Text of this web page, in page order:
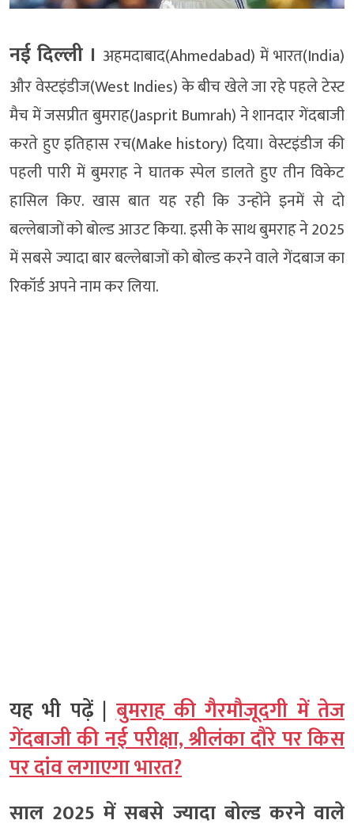
नई दिल्‍ली । अहमदाबाद(Ahmedabad) में भारत(India)
और वेस्टइंडीज(West Indies) के बीच खेले जा रहे पहले टेस्ट
मैच में जसप्रीत बुमराह(Jasprit Bumrah) ने शानदार गेंदबाजी
करते हुए इतिहास रच(Make history) दिया। वेस्टइंडीज की
पहली पारी में बुमराह ने घातक स्पेल डालते हुए तीन विकेट
हासिल किए. खास बात यह रही कि उन्होंने इनमें से दो
बल्लेबाजों को बोल्ड आउट किया. इसी के साथ बुमराह ने 2025
में सबसे ज्यादा बार बल्लेबाजों को बोल्ड करने वाले गेंदबाज का
रिकॉर्ड अपने नाम कर लिया.
यह भी पढ़ें |बुमराह की गैरमौजूदगी में तेज
गेंदबाजी की नई परीक्षा, श्रीलंका दौरे पर किस
पर दांव लगाएगा भारत?
साल 2025 में सबसे ज्यादा बोल्ड करने वाले